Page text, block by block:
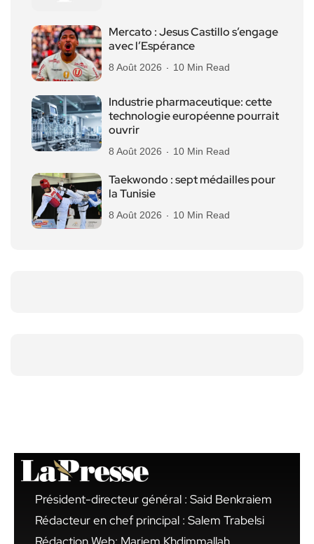
Mercato : Jesus Castillo s’engage
avec l’Espérance
8 Août 2026 10 Min Read
Industrie pharmaceutique: cette
technologie européenne pourrait
ouvrir
8 Août 2026 10 Min Read
Taekwondo : sept médailles pour
la Tunisie
8 Août 2026 10 Min Read
Président-directeur général : Said Benkraiem
Rédacteur en chef principal : Salem Trabelsi